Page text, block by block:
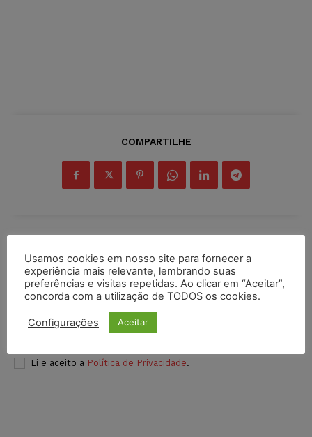
COMPARTILHE
Inscreva-se
Li e aceito a Política de Privacidade.
Usamos cookies em nosso site para fornecer a
experiência mais relevante, lembrando suas
preferências e visitas repetidas. Ao clicar em “Aceitar”,
concorda com a utilização de TODOS os cookies.
Configurações Aceitar